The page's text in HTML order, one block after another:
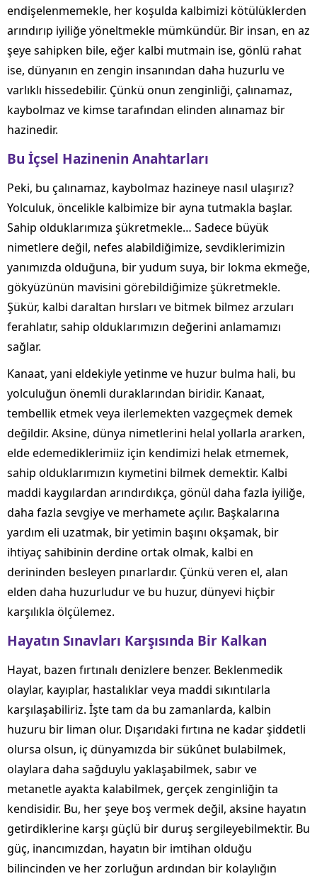
endişelenmemekle, her koşulda kalbimizi kötülüklerden
arındırıp iyiliğe yöneltmekle mümkündür. Bir insan, en az
şeye sahipken bile, eğer kalbi mutmain ise, gönlü rahat
ise, dünyanın en zengin insanından daha huzurlu ve
varlıklı hissedebilir. Çünkü onun zenginliği, çalınamaz,
kaybolmaz ve kimse tarafından elinden alınamaz bir
hazinedir.
Bu İçsel Hazinenin Anahtarları
Peki, bu çalınamaz, kaybolmaz hazineye nasıl ulaşırız?
Yolculuk, öncelikle kalbimize bir ayna tutmakla başlar.
Sahip olduklarımıza şükretmekle… Sadece büyük
nimetlere değil, nefes alabildiğimize, sevdiklerimizin
yanımızda olduğuna, bir yudum suya, bir lokma ekmeğe,
gökyüzünün mavisini görebildiğimize şükretmekle.
Şükür, kalbi daraltan hırsları ve bitmek bilmez arzuları
ferahlatır, sahip olduklarımızın değerini anlamamızı
sağlar.
Kanaat, yani eldekiyle yetinme ve huzur bulma hali, bu
yolculuğun önemli duraklarından biridir. Kanaat,
tembellik etmek veya ilerlemekten vazgeçmek demek
değildir. Aksine, dünya nimetlerini helal yollarla ararken,
elde edemediklerimiiz için kendimizi helak etmemek,
sahip olduklarımızın kıymetini bilmek demektir. Kalbi
maddi kaygılardan arındırdıkça, gönül daha fazla iyiliğe,
daha fazla sevgiye ve merhamete açılır. Başkalarına
yardım eli uzatmak, bir yetimin başını okşamak, bir
ihtiyaç sahibinin derdine ortak olmak, kalbi en
derininden besleyen pınarlardır. Çünkü veren el, alan
elden daha huzurludur ve bu huzur, dünyevi hiçbir
karşılıkla ölçülemez.
Hayatın Sınavları Karşısında Bir Kalkan
Hayat, bazen fırtınalı denizlere benzer. Beklenmedik
olaylar, kayıplar, hastalıklar veya maddi sıkıntılarla
karşılaşabiliriz. İşte tam da bu zamanlarda, kalbin
huzuru bir liman olur. Dışarıdaki fırtına ne kadar şiddetli
olursa olsun, iç dünyamızda bir sükûnet bulabilmek,
olaylara daha sağduylu yaklaşabilmek, sabır ve
metanetle ayakta kalabilmek, gerçek zenginliğin ta
kendisidir. Bu, her şeye boş vermek değil, aksine hayatın
getirdiklerine karşı güçlü bir duruş sergileyebilmektir. Bu
güç, inancımızdan, hayatın bir imtihan olduğu
bilincinden ve her zorluğun ardından bir kolaylığın